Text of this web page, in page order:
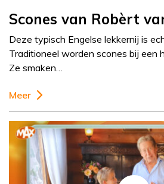
Scones van Robèrt
Deze typisch Engelse lekkernij is
Traditioneel worden scones bij een
Ze smaken…
Meer